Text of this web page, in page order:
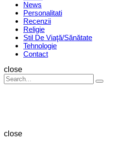
News
Personalitati
Recenzii
Religie
Stil De Viaţă/Sănătate
Tehnologie
Contact
Search
close
Search
for:
Search
close